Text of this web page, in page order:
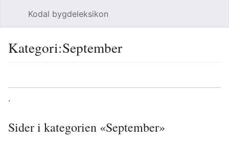
Kodal bygdeleksikon
Kategori:September
.
Sider i kategorien «September»